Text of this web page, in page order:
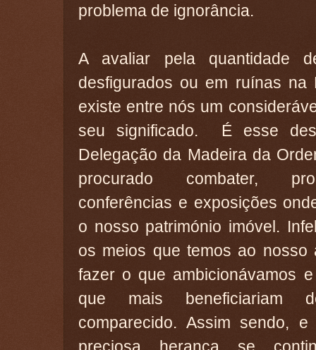
problema de ignorância.
A avaliar pela quantidade
desfigurados ou em ruínas
existe entre nós um
seu significado. É esse
Delegação da Madeira da
procurado combater,
conferências e exposições
o nosso património imóvel.
os meios que temos ao nosso
fazer o que ambicionávamos
que mais beneficiariam
comparecido. Assim sendo,